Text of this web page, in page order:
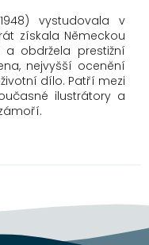
vystudovala v
získala Německou
obdržela prestižní
nejvyšší ocenění
dílo. Patří mezi
ilustrátory a